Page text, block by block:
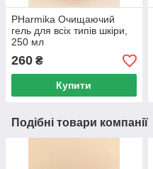
PHarmika Очищаючий
гель для всіх типів шкіри,
250 мл
260 ₴
Купити
Подібні товари компанії